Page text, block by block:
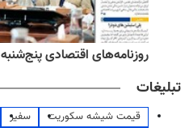
روزنامه‌های اقتصادی پنج‌شنبه ۱۵ مرداد ۱۴۰۵
تبلیغات
قیمت شیشه سکوریت سفیر